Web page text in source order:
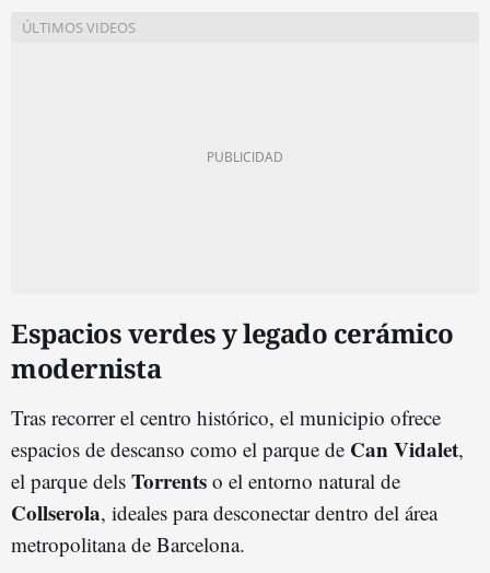
Espacios verdes y legado cerámico
modernista
Tras recorrer el centro histórico, el municipio ofrece
espacios de descanso como el parque de Can Vidalet,
el parque dels Torrents o el entorno natural de
Collserola, ideales para desconectar dentro del área
metropolitana de Barcelona.